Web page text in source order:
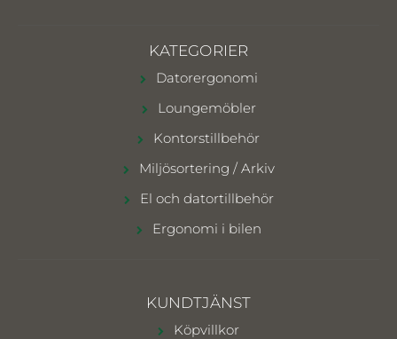
KATEGORIER
Datorergonomi
Loungemöbler
Kontorstillbehör
Miljösortering / Arkiv
El och datortillbehör
Ergonomi i bilen
KUNDTJÄNST
Köpvillkor